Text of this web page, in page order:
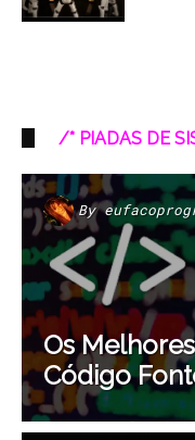
/* PIADAS DE
By
Os
Código